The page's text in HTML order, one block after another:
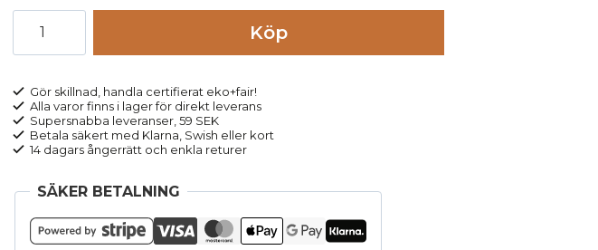
BERYL
beige
melerad
mängd
Köp
Gör skillnad, handla certifierat eko+fair!
Alla varor finns i lager för direkt leverans
Supersnabba leveranser, 59 SEK
Betala säkert med Klarna, Swish eller kort
14 dagars ångerrätt och enkla returer
SÄKER BETALNING